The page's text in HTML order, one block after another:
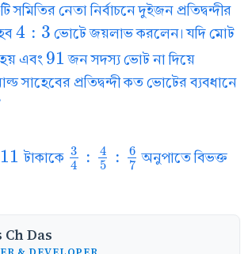
সমিতির নেতা নির্বাচনে দুইজন প্রতিদ্বন্দীর
4 : 3
4: 3
ভোটে জয়লাভ করলেন। যদি মোট
এবং 91
91 জন সদস্য ভোট না দিয়ে
সাহেবের প্রতিদ্বন্দী কত ভোটের ব্যবধানে
টাকাকে 3
4
:
4
5
:
6
7
34 4 5:6 7
অনুপাতে বিভক্ত
Das